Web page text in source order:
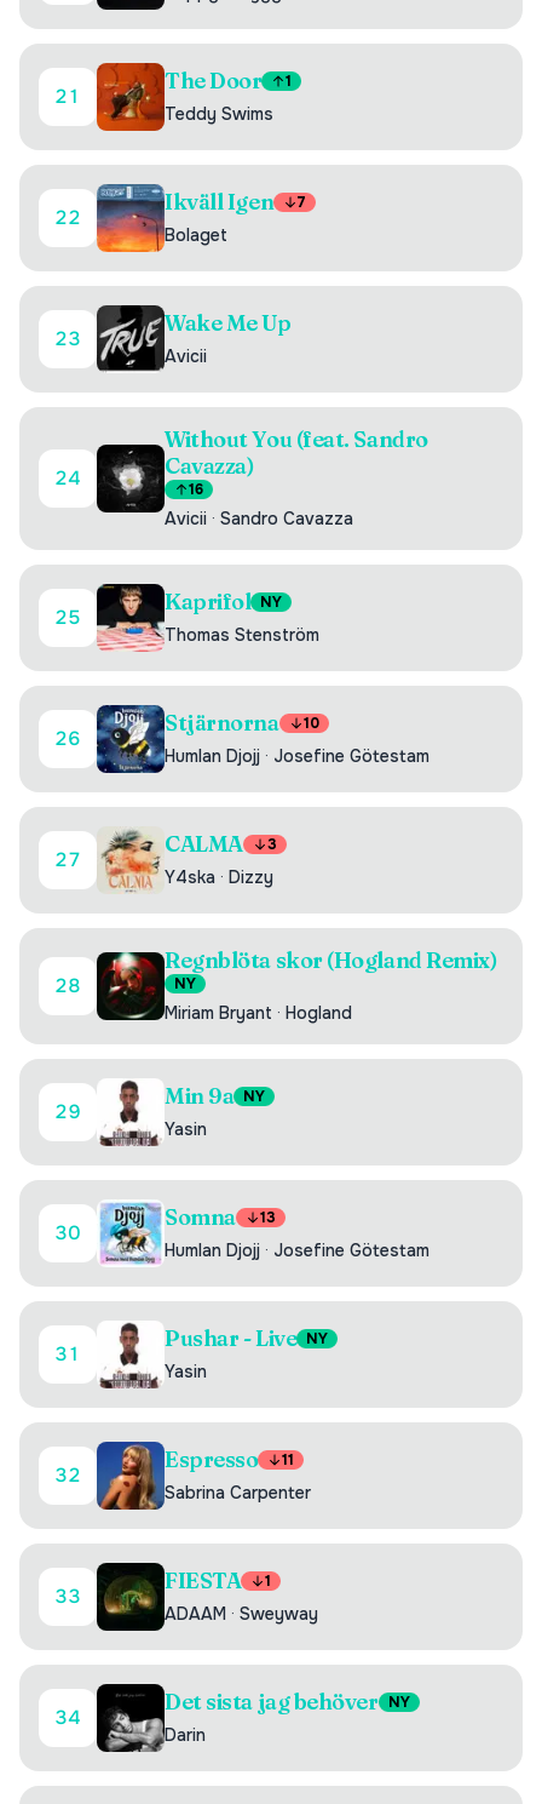
21
The Door 1
Teddy Swims
22
Ikväll Igen 7
Bolaget
23
Wake Me Up
Avicii
24
Without You (feat. Sandro
Cavazza)
16
Avicii · Sandro Cavazza
25
Kaprifol NY
Thomas Stenström
26
Stjärnorna 10
Humlan Djojj · Josefine Götestam
27
CALMA 3
Y4ska · Dizzy
28
Regnblöta skor (Hogland Remix)
NY
Miriam Bryant · Hogland
29
Min 9a NY
Yasin
30
Somna 13
Humlan Djojj · Josefine Götestam
31
Pushar - Live NY
Yasin
32
Espresso 11
Sabrina Carpenter
33
FIESTA 1
ADAAM · Sweyway
34
Det sista jag behöver NY
Darin